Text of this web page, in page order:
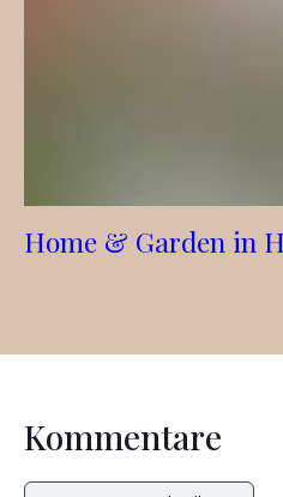
Home & Garden in
Kommentare